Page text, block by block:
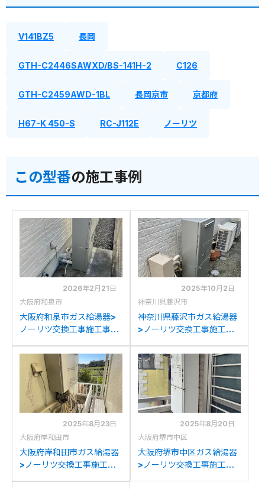
V141BZ5 長岡
GTH-C2446SAWXD/BS-141H-2 C126
GTH-C2459AWD-1BL 長岡京市 京都府
H67-K 450-S RC-J112E ノーリツ
この型番の施工事例
2026年2月21日
大阪府和泉市
大阪府和泉市ガス給湯器>
ノーリツ交換工事施工事
141GTH243Aからノーリ
ツGTH-C2459AWD-1BL
への交換
2025年10月2日
神奈川県藤沢市
神奈川県藤沢市ガス給湯器
>ノーリツ交換工事施工事
C2446AWXDからノーリ
ツGTH-C2459AWD-1BL
への交換
2025年8月23日
大阪府岸和田市
大阪府岸和田市ガス給湯器
>ノーリツ交換工事施工事
2025年8月20日
大阪府堺市中区
大阪府堺市中区ガス給湯器
>ノーリツ交換工事施工事